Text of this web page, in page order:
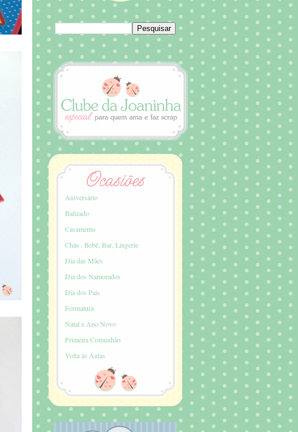
Aniversário
Batizado
Casamento
Chás . Bebê, Bar, Lingerie
Dia das Mães
Dia dos Namorados
Dia dos Pais
Formatura
Natal e Ano Novo
Primeira Comunhão
Volta às Aulas